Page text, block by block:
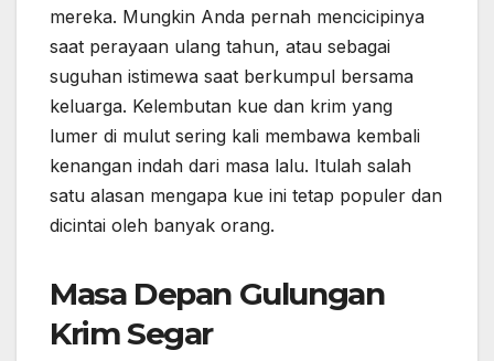
mereka. Mungkin Anda pernah mencicipinya
saat perayaan ulang tahun, atau sebagai
suguhan istimewa saat berkumpul bersama
keluarga. Kelembutan kue dan krim yang
lumer di mulut sering kali membawa kembali
kenangan indah dari masa lalu. Itulah salah
satu alasan mengapa kue ini tetap populer dan
dicintai oleh banyak orang.
Masa Depan Gulungan
Krim Segar